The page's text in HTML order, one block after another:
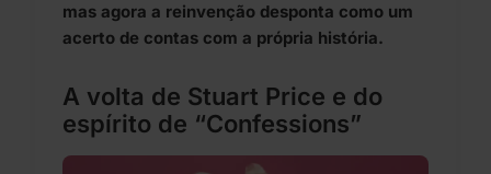
mas agora a reinvenção desponta como um
acerto de contas com a própria história.
A volta de Stuart Price e do
espírito de “Confessions”